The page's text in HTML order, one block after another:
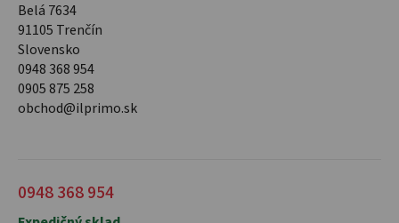
Belá 7634
91105 Trenčín
Slovensko
0948 368 954
0905 875 258
obchod@ilprimo.sk
0948 368 954